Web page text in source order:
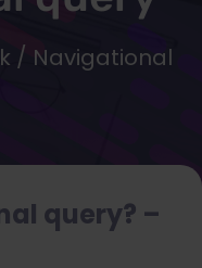
/ Navigational
query? –